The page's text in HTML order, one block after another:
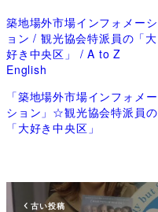
築地場外市場インフォメーシ
ョン / 観光協会特派員の「大
好き中央区」 / A to Z
English
「築地場外市場インフォメー
ション」☆観光協会特派員の
「大好き中央区」
古い投稿